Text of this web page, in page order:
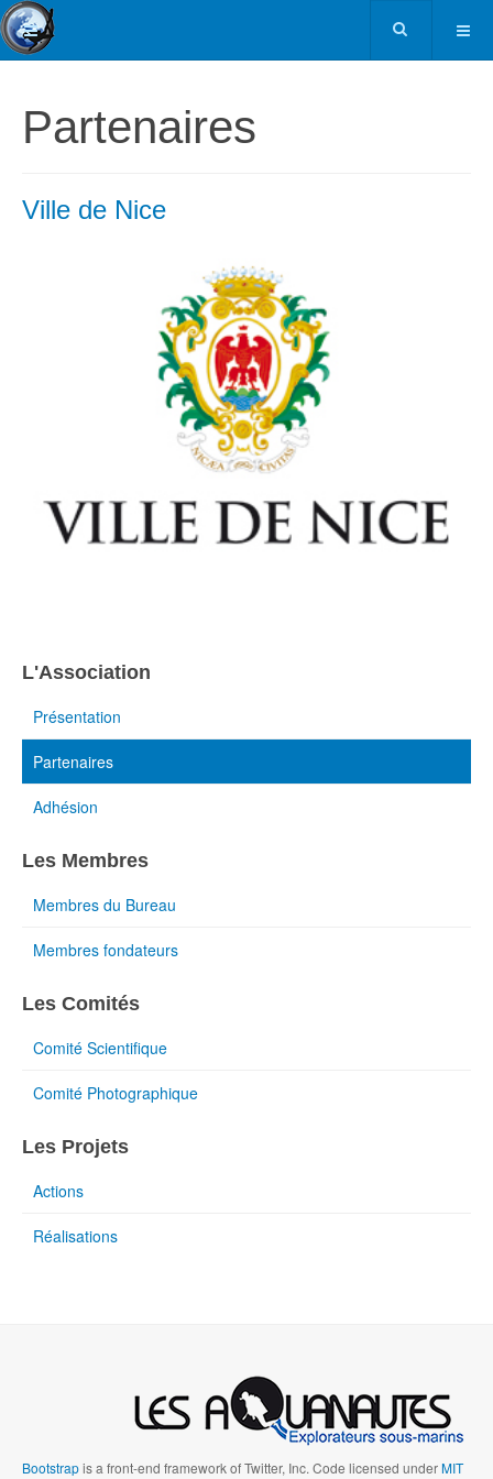
Partenaires
Ville de Nice
L'Association
Présentation
Partenaires
Adhésion
Les Membres
Membres du Bureau
Membres fondateurs
Les Comités
Comité Scientifique
Comité Photographique
Les Projets
Actions
Réalisations
Bootstrapis a front-end framework of Twitter, Inc. Code licensed underMIT